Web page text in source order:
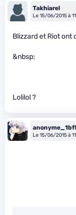
Takhiarel
Le 15/06/2015 à
Blizzard et Riot ont
&nbsp;
Lolilol ?
Le 15/06/2015 à